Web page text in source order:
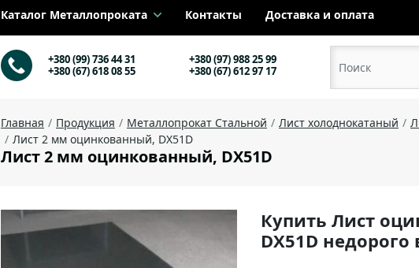
Каталог Металлопроката Контакты Доставка и оплата
+380 (99) 736 44 31
+380 (97) 988 25 99
+380 (67) 618 08 55
+380 (67) 612 97 17
Главная Продукция Металлопрокат Стальной Лист холоднокатаный
Лист 2 мм оцинкованный, DX51D
Лист 2 мм оцинкованный, DX51D
Купить Лист
DX51D